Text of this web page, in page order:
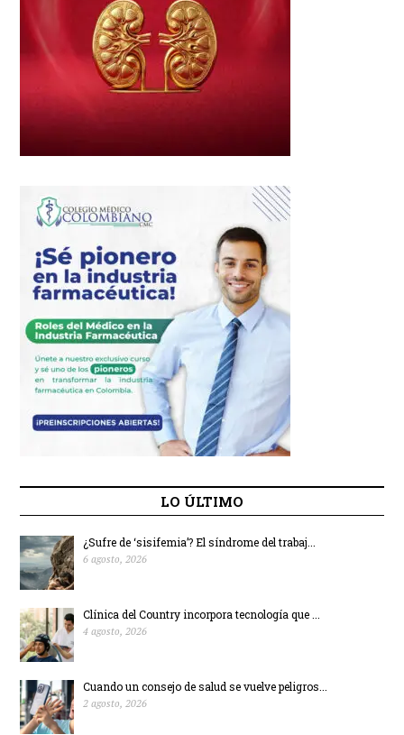
LO ÚLTIMO
¿Sufre de ‘sisifemia’? El síndrome del trabaj...
6 agosto, 2026
Clínica del Country incorpora tecnología que ...
4 agosto, 2026
Cuando un consejo de salud se vuelve peligros...
2 agosto, 2026